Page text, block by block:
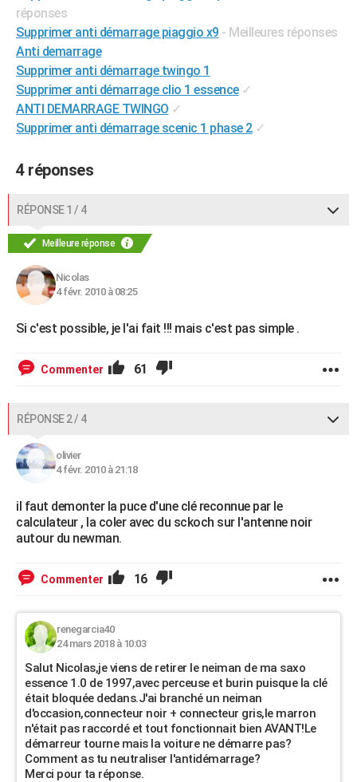
Destinations
City break
Voyage nature
Voyage de noces
Forum
Climat
+PHOTO
GUIDES D'ACHAT
BONS PLANS
CARTE DE VOEUX
Dictionnaire
Biographies
Citations
Expressions
Proverbes
PROGRAMME TV
COPAINS D'AVANT
S'inscrire
Se connecter
Lycées
Collèges
Primaires
Universités
Entreprises
Service militaire
Avis de recherche
AVIS DE DÉCÈS
FORUM
Bricolage
Lifestyle
Culture
Sport
Auto
Television
Voyage
Cinema
réponses
Supprimer anti démarrage piaggio x9 - Meilleures réponses
Anti demarrage
Supprimer anti démarrage twingo 1
Supprimer anti démarrage clio 1 essence ✓
ANTI DEMARRAGE TWINGO ✓
Supprimer anti démarrage scenic 1 phase 2 ✓
4 réponses
RÉPONSE 1 / 4
Meilleure réponse
Nicolas
4 févr. 2010 à 08:25
Si c'est possible, je l'ai fait !!! mais c'est pas simple .
Commenter 61
RÉPONSE 2 / 4
olivier
4 févr. 2010 à 21:18
il faut demonter la puce d'une clé reconnue par le
calculateur , la coler avec du sckoch sur l'antenne noir
autour du newman.
Commenter 16
renegarcia40
24 mars 2018 à 10:03
Salut Nicolas,je viens de retirer le neiman de ma saxo
essence 1.0 de 1997,avec perceuse et burin puisque la clé
était bloquée dedans.J'ai branché un neiman
d'occasion,connecteur noir + connecteur gris,le marron
n'était pas raccordé et tout fonctionnait bien AVANT!Le
démarreur tourne mais la voiture ne démarre pas?
Comment as tu neutraliser l'antidémarrage?
Merci pour ta réponse.